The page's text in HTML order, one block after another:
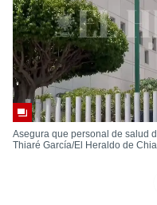
Asegura que personal de salud
Thiaré García/El Heraldo de